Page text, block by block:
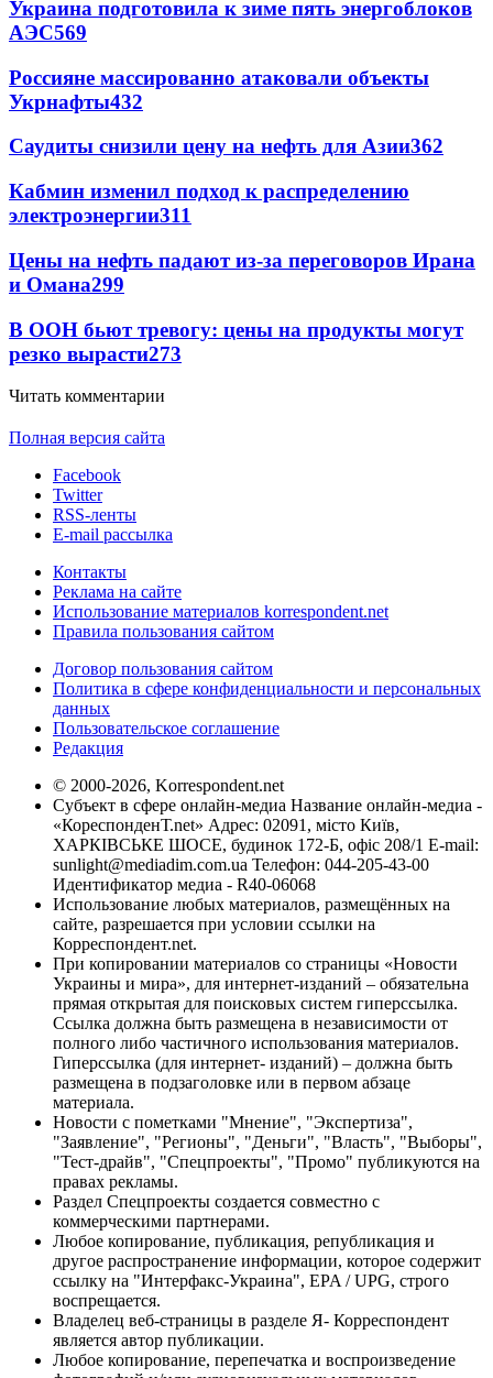
Украина подготовила к зиме пять энергоблоков
АЭС569
Россияне массированно атаковали объекты
Укрнафты432
Саудиты снизили цену на нефть для Азии362
Кабмин изменил подход к распределению
электроэнергии311
Цены на нефть падают из-за переговоров Ирана
и Омана299
В ООН бьют тревогу: цены на продукты могут
резко вырасти273
Читать комментарии
Полная версия сайта
Facebook
Twitter
RSS-ленты
E-mail рассылка
Контакты
Реклама на сайте
Использование материалов korrespondent.net
Правила пользования сайтом
Договор пользования сайтом
Политика в сфере конфиденциальности и персональных
данных
Пользовательское соглашение
Редакция
© 2000-2026, Korrespondent.net
Субъект в сфере онлайн-медиа Название онлайн-медиа -
«КореспонденТ.net» Адрес: 02091, місто Київ,
ХАРКІВСЬКЕ ШОСЕ, будинок 172-Б, офіс 208/1 E-mail:
sunlight@mediadim.com.ua Телефон: 044-205-43-00
Идентификатор медиа - R40-06068
Использование любых материалов, размещённых на
сайте, разрешается при условии ссылки на
Корреспондент.net.
При копировании материалов со страницы «Новости
Украины и мира», для интернет-изданий – обязательна
прямая открытая для поисковых систем гиперссылка.
Ссылка должна быть размещена в независимости от
полного либо частичного использования материалов.
Гиперссылка (для интернет- изданий) – должна быть
размещена в подзаголовке или в первом абзаце
материала.
Новости с пометками "Мнение", "Экспертиза",
"Заявление", "Регионы", "Деньги", "Власть", "Выборы",
"Тест-драйв", "Спецпроекты", "Промо" публикуются на
правах рекламы.
Раздел Спецпроекты создается совместно с
коммерческими партнерами.
Любое копирование, публикация, републикация и
другое распространение информации, которое содержит
ссылку на "Интерфакс-Украина", EPA / UPG, строго
воспрещается.
Владелец веб-страницы в разделе Я- Корреспондент
является автор публикации.
Любое копирование, перепечатка и воспроизведение